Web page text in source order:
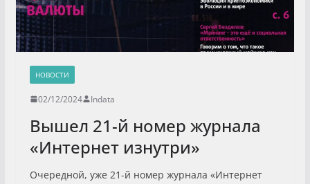
НОВОСТИ
02/12/2024 Indata
Вышел 21-й номер журнала
«Интернет изнутри»
Очередной, уже 21-й номер журнала «Интернет